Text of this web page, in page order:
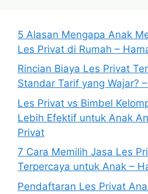
5 Alasan Mengapa Anak
Les Privat di Rumah –
Rincian Biaya Les Privat
Standar Tarif yang Wajar?
Les Privat vs Bimbel
Lebih Efektif untuk Anak
Privat
7 Cara Memilih Jasa Les
Terpercaya untuk Anak –
Pendaftaran Les Privat